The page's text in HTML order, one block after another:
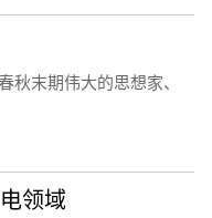
秋末期伟大的思想家、
领域